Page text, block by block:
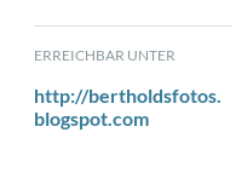
ERREICHBAR UNTER
http://bertholdsfotos.
blogspot.com